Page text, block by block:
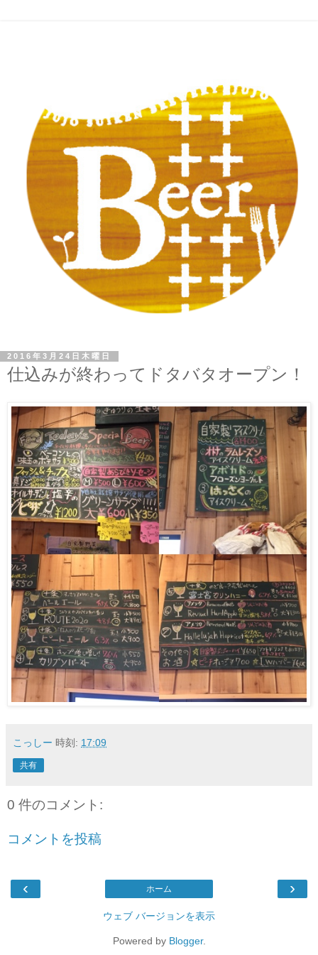
2016年3月24日木曜日
仕込みが終わってドタバタオープン！
こっしー 時刻: 17:09
共有
0 件のコメント:
コメントを投稿
‹ ›
ホーム
ウェブ バージョンを表示
Powered by Blogger.